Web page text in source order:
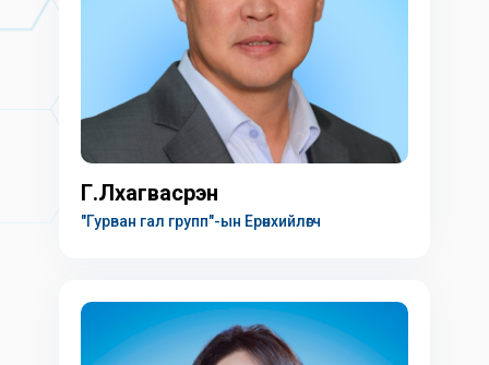
Г.Лхагвасүрэн
"Гурван гал групп"-ын Ерөнхийлөгч